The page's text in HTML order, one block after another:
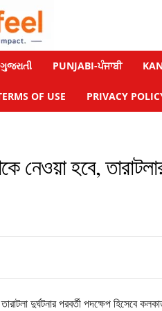
PUNJABI-ਪੰਜਾਬੀ
OF USE PRIVACY
নেওয়া হবে,
তারাটলা দুর্ঘটনার পরবর্তী পদক্ষেপ হিসেবে